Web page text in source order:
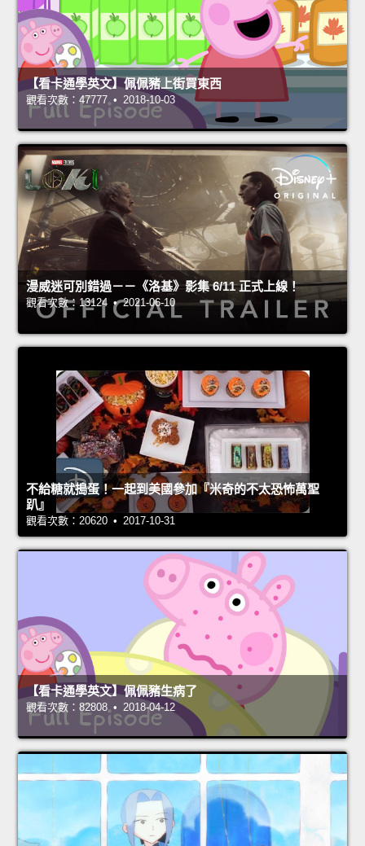
【看卡通學英文】佩佩豬上街買東西
觀看次數：47777 • 2018-10-03
漫威迷可別錯過－－《洛基》影集 6/11 正式上線！
觀看次數：13124 • 2021-06-10
不給糖就搗蛋！一起到美國參加『米奇的不太恐怖萬聖
趴』
觀看次數：20620 • 2017-10-31
【看卡通學英文】佩佩豬生病了
觀看次數：82808 • 2018-04-12